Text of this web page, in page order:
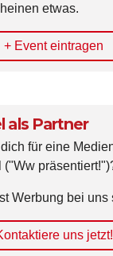
etwas.
+ Event eintragen
als Partner
für eine
("Ww
Werbung bei uns
uns jetzt!